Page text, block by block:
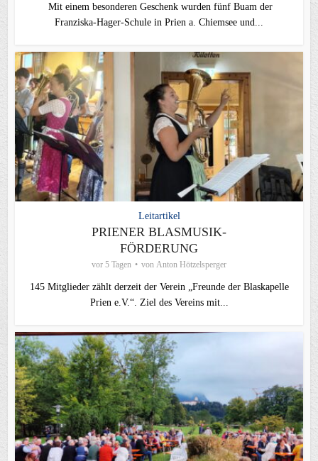
Mit einem besonderen Geschenk wurden fünf Buam der
Franziska-Hager-Schule in Prien a. Chiemsee und...
Leitartikel
PRIENER BLASMUSIK-
FÖRDERUNG
vor 5 Tagen von Anton Hötzelsperger
145 Mitglieder zählt derzeit der Verein „Freunde der Blaskapelle
Prien e.V.“. Ziel des Vereins mit...